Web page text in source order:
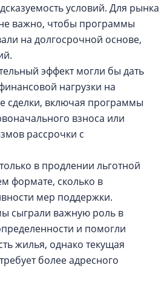
условий. Для рынка
важно, чтобы программы
на долгосрочной основе,
эффект могли бы дать
нагрузки на
сделки, включая программы
взноса или
рассрочки с
в продлении льготной
формате, сколько в
мер поддержки.
сыграли важную роль в
и помогли
жилья, однако текущая
более адресного